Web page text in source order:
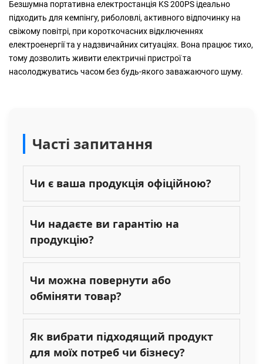
Безшумна портативна електростанція KS 200PS ідеально
підходить для кемпінгу, риболовлі, активного відпочинку на
свіжому повітрі, при короткочасних відключеннях
електроенергії та у надзвичайних ситуаціях. Вона працює тихо,
тому дозволить живити електричні пристрої та
насолоджуватись часом без будь-якого заважаючого шуму.
Часті запитання
Чи є ваша продукція офіційною?
Чи надаєте ви гарантію на
продукцію?
Чи можна повернути або
обміняти товар?
Як вибрати підходящий продукт
для моїх потреб чи бізнесу?